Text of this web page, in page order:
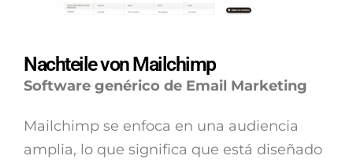
Nachteile von Mailchimp
Software genérico de Email Marketing
Mailchimp se enfoca en una audiencia
amplia, lo que significa que está diseñado